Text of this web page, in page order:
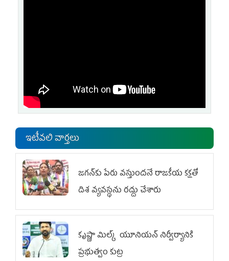
ఇటీవలి వార్తలు
జగన్‌కు పేరు వస్తుందనే రాజకీయ కక్షతో
దిశ వ్య‌వ‌స్థ‌ను రద్దు చేశారు
కృష్ణా మిల్క్‌ యూనియన్‌ నిర్వీర్యానికి
ప్రభుత్వం కుట్ర